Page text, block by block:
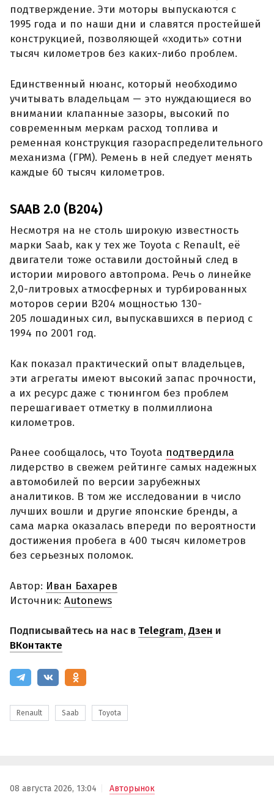
подтверждение. Эти моторы выпускаются с
1995 года и по наши дни и славятся простейшей
конструкцией, позволяющей «ходить» сотни
тысяч километров без каких-либо проблем.
Единственный нюанс, который необходимо
учитывать владельцам — это нуждающиеся во
внимании клапанные зазоры, высокий по
современным меркам расход топлива и
ременная конструкция газораспределительного
механизма (ГРМ). Ремень в ней следует менять
каждые 60 тысяч километров.
SAAB 2.0 (B204)
Несмотря на не столь широкую известность
марки Saab, как у тех же Toyota с Renault, её
двигатели тоже оставили достойный след в
истории мирового автопрома. Речь о линейке
2,0-литровых атмосферных и турбированных
моторов серии B204 мощностью 130-
205 лошадиных сил, выпускавшихся в период с
1994 по 2001 год.
Как показал практический опыт владельцев,
эти агрегаты имеют высокий запас прочности,
а их ресурс даже с тюнингом без проблем
перешагивает отметку в полмиллиона
километров.
Ранее сообщалось, что Toyota подтвердила
лидерство в свежем рейтинге самых надежных
автомобилей по версии зарубежных
аналитиков. В том же исследовании в число
лучших вошли и другие японские бренды, а
сама марка оказалась впереди по вероятности
достижения пробега в 400 тысяч километров
без серьезных поломок.
Автор: Иван Бахарев
Источник: Autonews
Подписывайтесь на нас в Telegram,Дзен и
ВКонтакте
Renault Saab Toyota
08 августа 2026, 13:04 Авторынок